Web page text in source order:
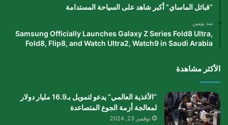
“قبائل الماساي” أكبر شاهد على السياحة المستدامة
منذ يومين
Samsung Officially Launches Galaxy Z Series Fold8 Ultra,
Fold8, Flip8, and Watch Ultra2, Watch9 in Saudi Arabia
الأكثر مشاهدة
“الأغذية العالمي” يدعو لتمويل بـ16.9 مليار دولار
لمعالجة أزمة الجوع المتصاعدة
نوفمبر 23, 2024